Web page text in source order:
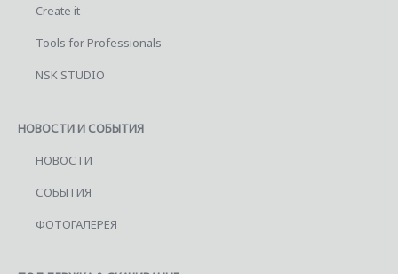
Create it
Tools for Professionals
NSK STUDIO
НОВОСТИ И СОБЫТИЯ
НОВОСТИ
СОБЫТИЯ
ФОТОГАЛЕРЕЯ